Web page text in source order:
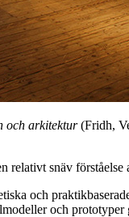
och arkitektur(Fridh,
snäv
och
och